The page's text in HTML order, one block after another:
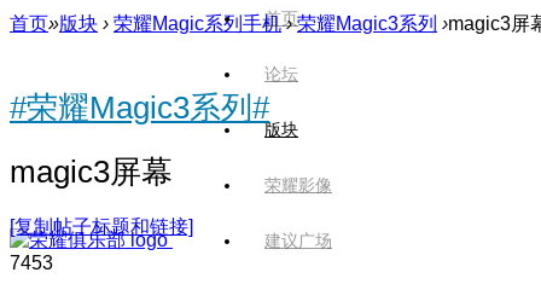
首页
论坛
版块
荣耀影像
建议广场
首页»版块 › 荣耀Magic系列手机 › 荣耀Magic3系列 ›magic3屏
#荣耀Magic3系列#
magic3屏幕
[复制帖子标题和链接]
7453